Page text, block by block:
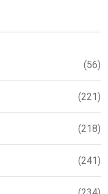
(56)
(221)
(218)
(241)